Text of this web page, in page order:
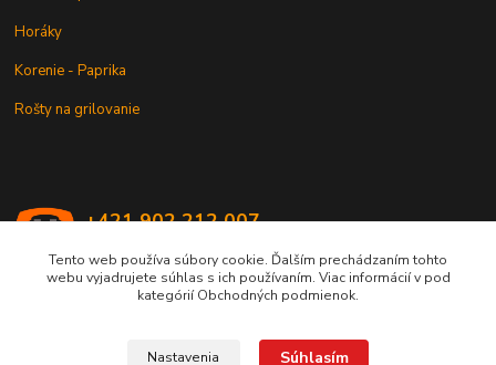
Horáky
Korenie - Paprika
Rošty na grilovanie
+421 902 212 007
Tento web používa súbory cookie. Ďalším prechádzaním tohto
webu vyjadrujete súhlas s ich používaním. Viac informácií v pod
kategórií Obchodných podmienok.
Nastavenia Súhlasím